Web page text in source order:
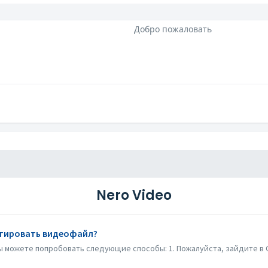
Добро пожаловать
Nero Video
видеофайл?
попробовать следующие способы: 1. Пожалуйста, зайдите в